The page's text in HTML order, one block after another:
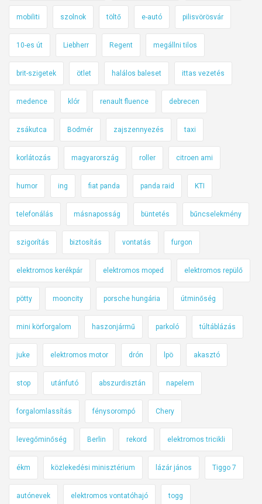
mobiliti szolnok töltő e-autó pilisvörösvár
10-es út Liebherr Regent megállni tilos
brit-szigetek ötlet halálos baleset ittas vezetés
medence klór renault fluence debrecen
zsákutca Bodmér zajszennyezés taxi
korlátozás magyarország roller citroen ami
humor ing fiat panda panda raid KTI
telefonálás másnaposság büntetés bűncselekmény
szigorítás biztosítás vontatás furgon
elektromos kerékpár elektromos moped elektromos repülő
pötty mooncity porsche hungária útminőség
mini körforgalom haszonjármű parkoló túltáblázás
juke elektromos motor drón lpö akasztó
stop utánfutó abszurdisztán napelem
forgalomlassítás fénysorompó Chery
levegőminőség Berlin rekord elektromos tricikli
ékm közlekedési minisztérium lázár jános Tiggo 7
autónevek elektromos vontatóhajó togg